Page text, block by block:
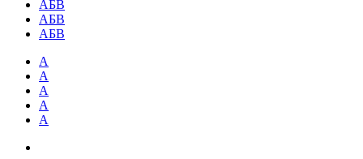
АБВ
АБВ
АБВ
А
А
А
А
А